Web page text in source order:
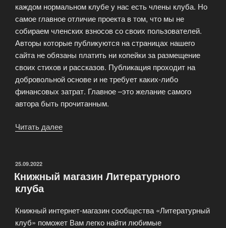
каждом нормальном клубе у нас есть члены клуба. Но
самое главное отличие проекта в том, что мы не
собираем членских взносов со своих пользователей.
Авторы которые публикуются на страницах нашего
сайта не обязаны платить ни копейки за размещение
своих стихов и рассказов. Публикация проходит на
добровольной основе и не требует каких-либо
финансовых затрат. Главное –это желание самого
автора быть прочитанным.
Читать далее
ОПУБЛИКОВАНО
25.09.2022
Книжный магазин Литературного
клуба
Книжный интернет-магазин сообщества «Литературный
клуб» поможет Вам легко найти любимые